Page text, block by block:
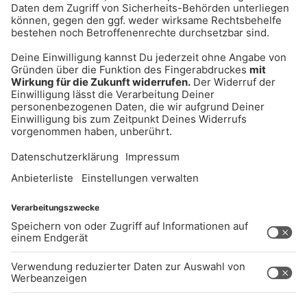
Kontakt
Jobs